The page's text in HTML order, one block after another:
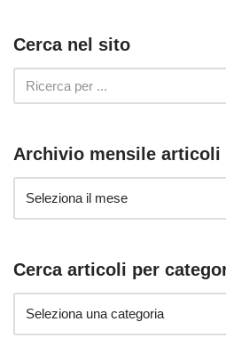
Cerca nel sito
Archivio mensile articoli
Cerca articoli per